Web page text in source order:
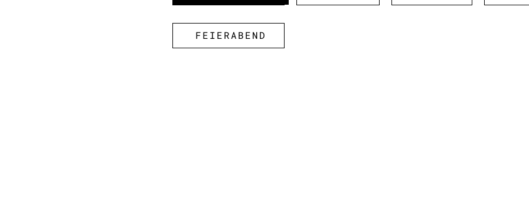
FEIERABEND